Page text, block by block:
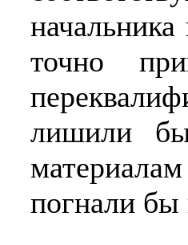
точно
лишили
погнали бы